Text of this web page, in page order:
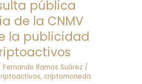
pública
de la CNMV
la publicidad
Fernando Ramos Suárez /
, criptomoneda